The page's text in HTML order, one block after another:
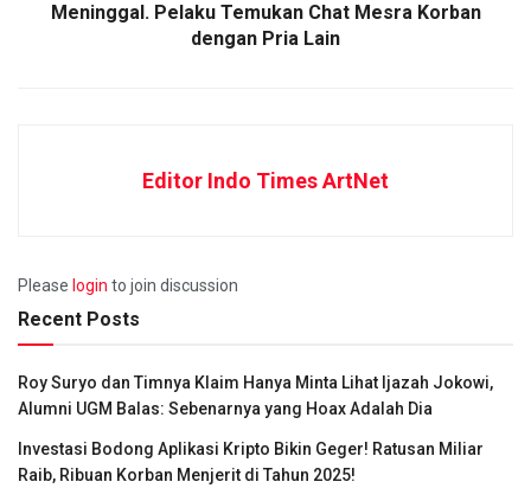
Meninggal. Pelaku Temukan Chat Mesra Korban
dengan Pria Lain
Editor Indo Times ArtNet
Please login to join discussion
Recent Posts
Roy Suryo dan Timnya Klaim Hanya Minta Lihat Ijazah Jokowi,
Alumni UGM Balas: Sebenarnya yang Hoax Adalah Dia
Investasi Bodong Aplikasi Kripto Bikin Geger! Ratusan Miliar
Raib, Ribuan Korban Menjerit di Tahun 2025!